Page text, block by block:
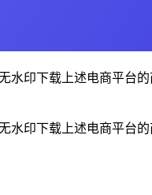
印下载上述电商平台
印下载上述电商平台